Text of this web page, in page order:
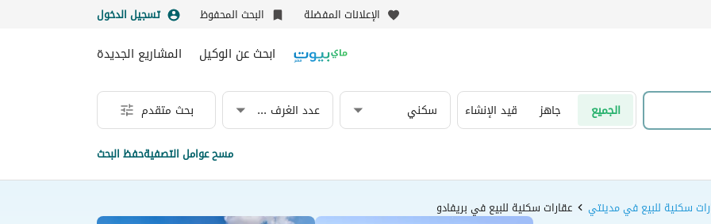
الإعلانات المفضلة البحث المحفوظ تسجيل الدخول
ابحث عن الوكيل المشاريع الجديدة
الجميع جاهز قيد الإنشاء سكني عدد الغرف & الحمامات بحث متقدم
مسح عوامل التصفيةحفظ البحث
سكنية للبيع في مدينتي عقارات سكنية للبيع في بريفادو